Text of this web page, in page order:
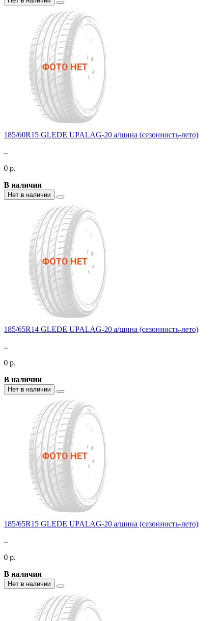
185/60R15 GLEDE UPALAG-20 а/шина (сезонность-лето)
..
0 р.
В наличии
Нет в наличии
185/65R14 GLEDE UPALAG-20 а/шина (сезонность-лето)
..
0 р.
В наличии
Нет в наличии
185/65R15 GLEDE UPALAG-20 а/шина (сезонность-лето)
..
0 р.
В наличии
Нет в наличии